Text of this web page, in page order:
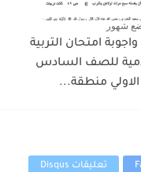
شهور
امتحان التربية
للصف السادس
الاولي منطقة...
تعليقات Disqus